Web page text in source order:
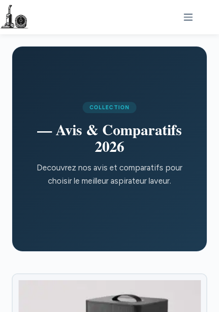
Passer
au
contenu
COLLECTION
— Avis & Comparatifs
2026
Decouvrez nos avis et comparatifs pour
choisir le meilleur aspirateur laveur.